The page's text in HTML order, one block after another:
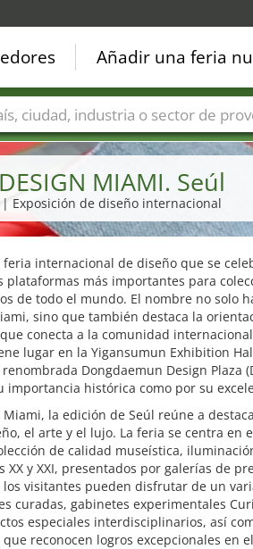
DESIGN MIAMI. Seúl
| Exposición de diseño internacional
feria internacional de diseño que se
plataformas más importantes para
de todo el mundo. El nombre no solo
sino que también destaca la
conecta a la comunidad
lugar en la Yigansumun Exhibition
Dongdaemun Design Plaza
importancia histórica como por su
la edición de Seúl reúne a
el arte y el lujo. La feria se centra en
de calidad museística,
XX y XXI, presentados por galerías de
visitantes pueden disfrutar de un
curadas, gabinetes experimentales
especiales interdisciplinarios, así
reconocen logros excepcionales en
Añadir una feria
Sectores de ferias